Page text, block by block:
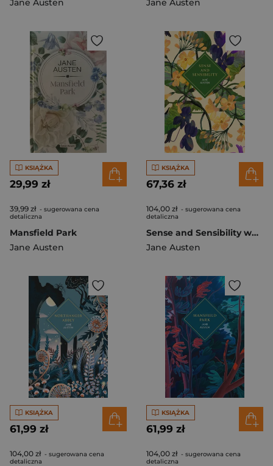
Jane Austen
Jane Austen
KSIĄŻKA
29,99 zł
39,99 zł - sugerowana cena
detaliczna
Mansfield Park
Jane Austen
KSIĄŻKA
67,36 zł
104,00 zł - sugerowana cena
detaliczna
Sense and Sensibility wer. angielska
Jane Austen
KSIĄŻKA
61,99 zł
104,00 zł - sugerowana cena
detaliczna
KSIĄŻKA
61,99 zł
104,00 zł - sugerowana cena
detaliczna